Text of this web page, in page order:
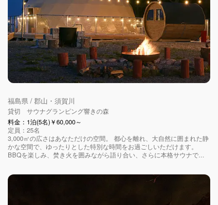
福島県 / 郡山・須賀川
貸切 サウナグランピング響きの森
料金：1泊(5名)￥60,000～
定員：25名
3,000㎡の広さはあなただけの空間。 都心を離れ、大自然に囲まれた静
かな空間で、ゆったりとした特別な時間をお過ごしいただけます。
BBQを楽しみ、焚き火を囲みながら語り合い、さらに本格サウナで...